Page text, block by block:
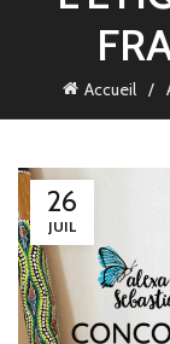
Accueil
26
JUIL